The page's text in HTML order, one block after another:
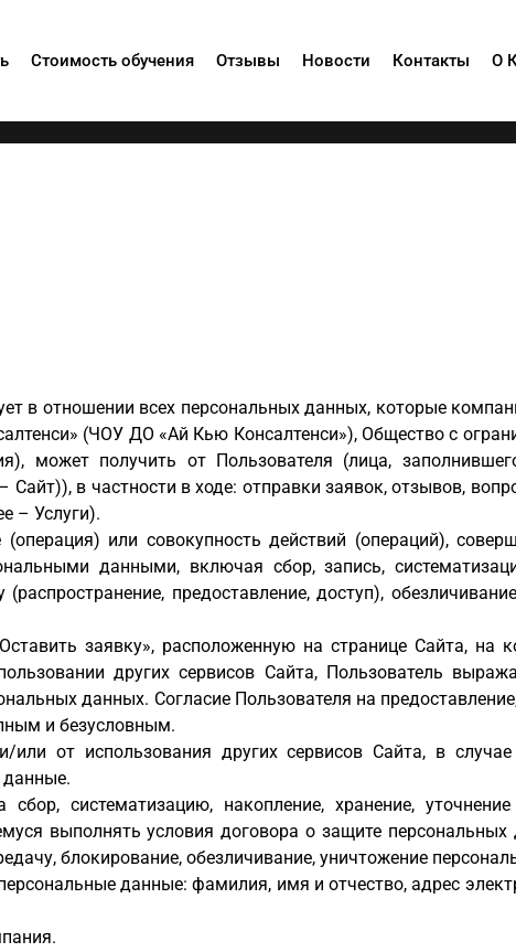
Стоимость обучения Отзывы Новости Контакты О
в отношении всех персональных данных, которые
(ЧОУ ДО «Ай Кью Консалтенси»), Общество с
может получить от Пользователя (лица,
Сайт)), в частности в ходе: отправки заявок, отзывов,
– Услуги).
или совокупность действий (операций),
данными, включая сбор, запись,
предоставление, доступ),
заявку», расположенную на странице Сайта, на
других сервисов Сайта, Пользователь
данных. Согласие Пользователя на
и безусловным.
от использования других сервисов Сайта, в случае
данные.
систематизацию, накопление, хранение,
выполнять условия договора о защите
блокирование, обезличивание, уничтожение
данные: фамилия, имя и отчество, адрес